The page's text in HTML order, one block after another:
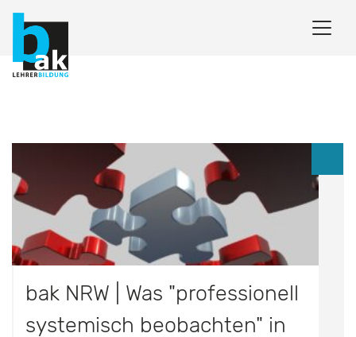
bak NRW | Was "professionell
systemisch beobachten" in